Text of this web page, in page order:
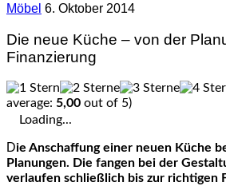
Möbel 6. Oktober 2014
Die neue Küche – von der
Finanzierung
average: 5,00 out of 5)
Loading...
Die Anschaffung einer neuen Küche bedarf einiger
Planungen. Die fangen bei der
verlaufen schließlich bis zur richtigen